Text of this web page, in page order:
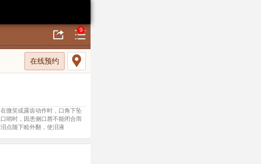
9
在线预约
微笑或露齿动作时，口角下坠
哨时，因患侧口唇不能闭合而
点随下睑外翻，使泪液